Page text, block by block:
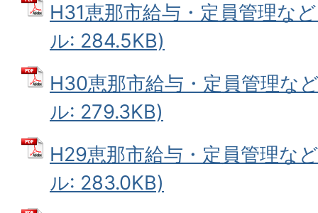
H31恵那市給与・定員管理な
ル: 284.5KB)
H30恵那市給与・定員管理な
ル: 279.3KB)
H29恵那市給与・定員管理な
ル: 283.0KB)